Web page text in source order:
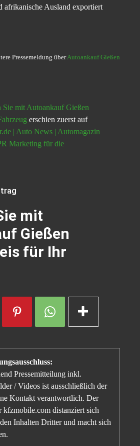
afrikanische Ausland exportiert
Pressemeldung überAutoankauf Gießen
Sie mit Autoankauf Gießen
erschien zuerst auf
| Auto News | Automagazin
Marketing für die
mit
Gießen
für Ihr
Pressemitteilung inkl.
/ Videos ist ausschließlich der
Kontakt verantwortlich. Der
kfzmobile.com distanziert sich
Inhalten Dritter und macht sich